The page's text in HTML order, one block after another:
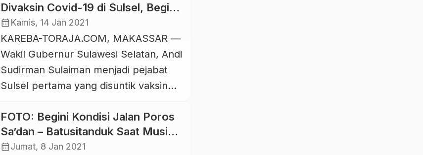
Selatan, John Rende Mangontan saat
menggelar acara sosialisasi Peraturan
Daerah (Perda) Provinsi Sulsel Nomor
10 Tahun 2010 tentang Pajak Daerah di
Kelurahan Lemo, Kecamatan
Mengkendek, Tana Toraja, Sabtu, 30
Divaksin Covid-19 di Sulsel, Begini
Reaksi Andi Sudirman
calendar_monthKamis, 14 Jan 2021
KAREBA-TORAJA.COM, MAKASSAR —
Wakil Gubernur Sulawesi Selatan, Andi
Sudirman Sulaiman menjadi pejabat
Sulsel pertama yang disuntik vaksin
pelaksanaan vaksinasi Covid-19 ini
berlangsung di RS Dadi Makassar,
Kamis, 14 Januari 2021. Kepada
FOTO: Begini Kondisi Jalan Poros
Sa’dan – Batusitanduk Saat Musim
Hujan
calendar_monthJumat, 8 Jan 2021